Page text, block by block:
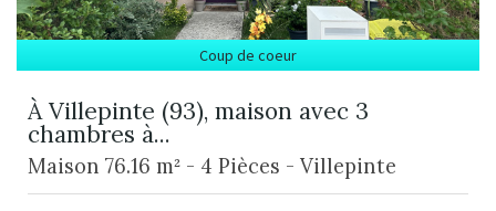
Coup de coeur
À Villepinte (93), maison avec 3
chambres à...
Maison 76.16 m² - 4 Pièces - Villepinte